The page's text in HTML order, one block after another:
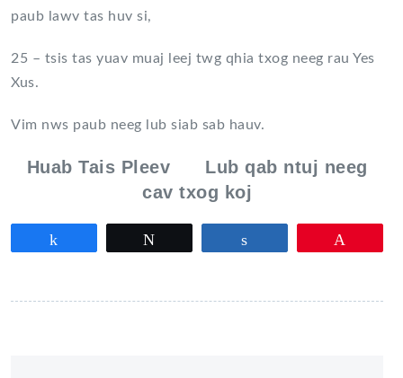
paub lawv tas huv si,
25 – tsis tas yuav muaj leej twg qhia txog neeg rau Yes
Xus.
Vim nws paub neeg lub siab sab hauv.
Huab Tais Pleev Lub qab ntuj neeg
cav txog koj